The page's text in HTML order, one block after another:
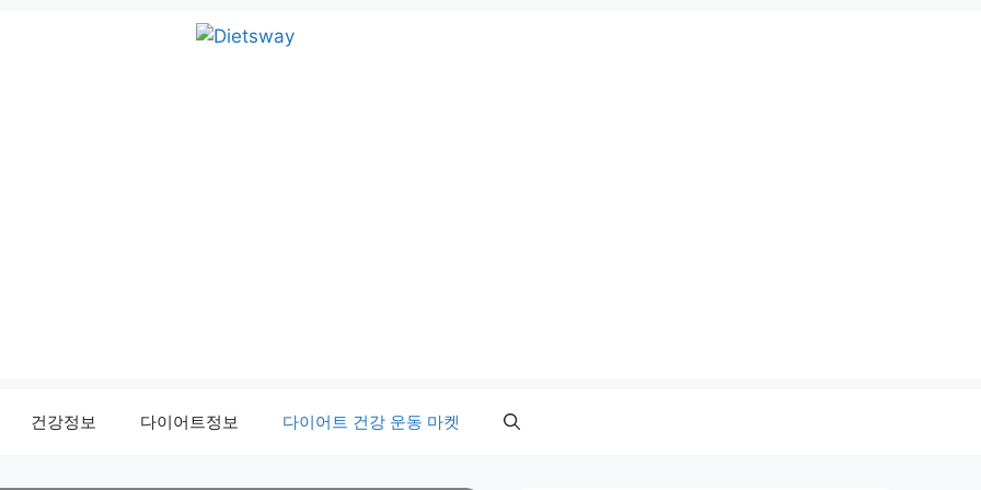
건강정보 다이어트정보 다이어트 건강 운동 마켓